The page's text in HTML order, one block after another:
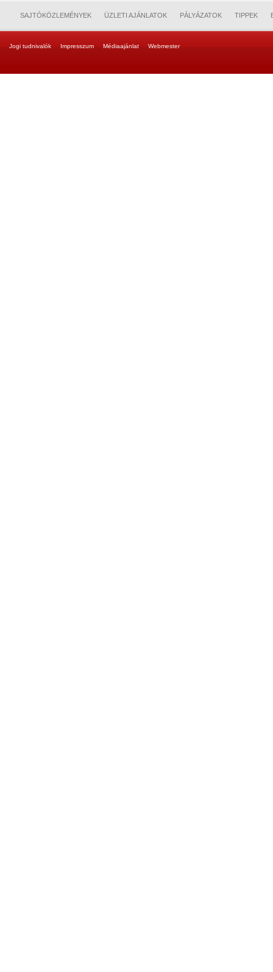
SAJTÓKÖZLEMÉNYEK ÜZLETI AJÁNLATOK PÁLYÁZATOK TIPPEK
Jogi tudnivalók Impresszum Médiaajánlat Webmester